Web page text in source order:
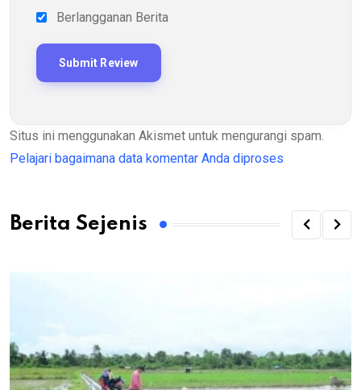
Berlangganan Berita
Situs ini menggunakan Akismet untuk mengurangi spam.
Pelajari bagaimana data komentar Anda diproses
Berita Sejenis